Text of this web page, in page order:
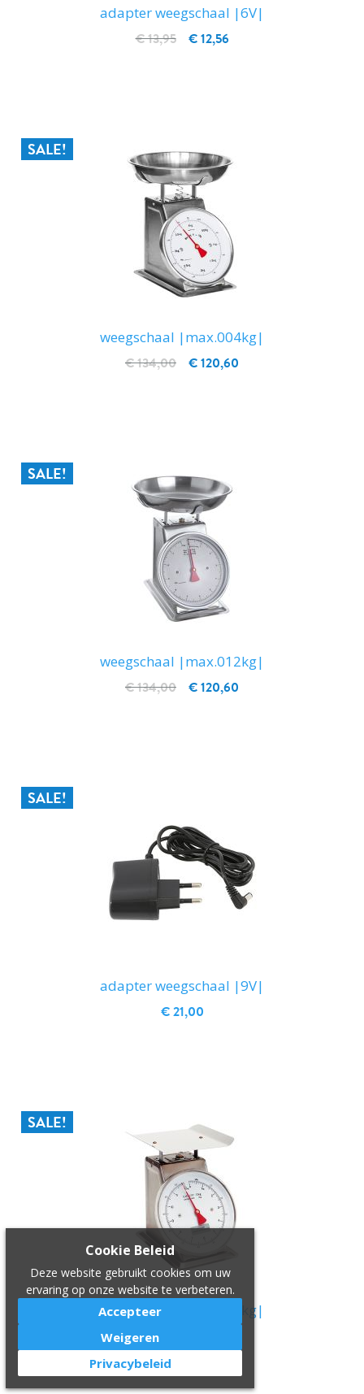
adapter weegschaal |6V|
€ 12,56
€ 13,95
SALE!
weegschaal |max.004kg|
€ 120,60
€ 134,00
SALE!
weegschaal |max.012kg|
€ 120,60
€ 134,00
SALE!
adapter weegschaal |9V|
€ 21,00
SALE!
weegschaal |max.004kg|
€ 125,00
IN WINKELWAGEN
Cookie Beleid
Deze website gebruikt cookies om uw
ervaring op onze website te verbeteren.
Accepteer
Weigeren
Privacybeleid